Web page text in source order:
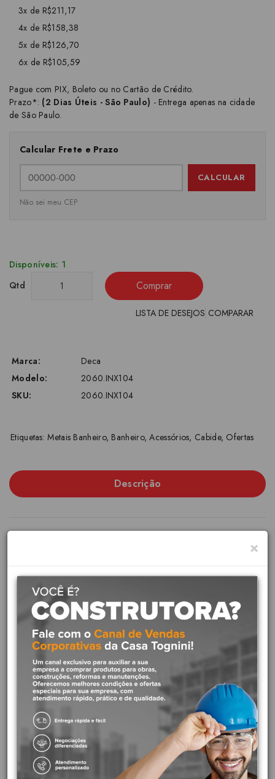
3x de R$211,17
4x de R$158,38
5x de R$126,70
6x de R$105,59
Pague com PIX, Boleto ou no Cartão de Crédito.
Prazo*: (2 Dias Úteis - São Paulo) - Entrega apenas na cidade
de São Paulo.
Calcular Frete e Prazo
CALCULAR
Não sei meu CEP
Disponíveis: 1
Qtd
Comprar
LISTA DE DESEJOS COMPARAR
Marca:
Deca
Modelo:
2060.INX104
SKU:
2060.INX104
Etiquetas:Metais Banheiro, Banheiro,Acessórios, Cabide, Ofertas
Descrição
variedade de opções, em meio
a diversas possibilidades, não
tenha dúvida: uma é perfeita
para você
Marca:Deca
Cód. Fabricante:2060.INX104
Inox
Linha:Deca You
A linha Deca You oferece as opções. Em suas mãos, fica a
decisão sobre a combinação ideal, para o seu banheiro, entre
×